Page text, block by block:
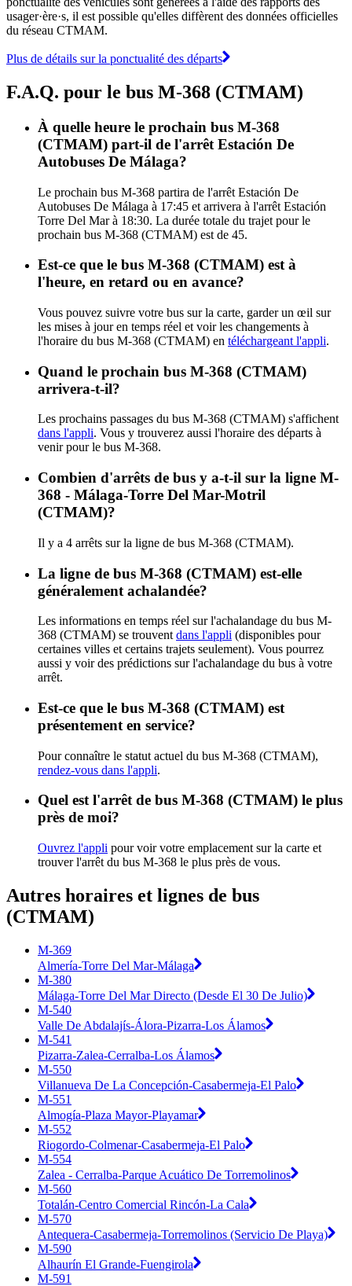
usager·ère·s, il est possible qu'elles diffèrent des données officielles
du réseau CTMAM.
Plus de détails sur la ponctualité des départs
F.A.Q. pour le bus M-368 (CTMAM)
À quelle heure le prochain bus M-368
(CTMAM) part-il de l'arrêt Estación De
Autobuses De Málaga?
Le prochain bus M-368 partira de l'arrêt Estación De
Autobuses De Málaga à 17:45 et arrivera à l'arrêt Estación
Torre Del Mar à 18:30. La durée totale du trajet pour le
prochain bus M-368 (CTMAM) est de 45.
Est-ce que le bus M-368 (CTMAM) est à
l'heure, en retard ou en avance?
Vous pouvez suivre votre bus sur la carte, garder un œil sur
les mises à jour en temps réel et voir les changements à
l'horaire du bus M-368 (CTMAM) en téléchargeant l'appli.
Quand le prochain bus M-368 (CTMAM)
arrivera-t-il?
Les prochains passages du bus M-368 (CTMAM) s'affichent
dans l'appli. Vous y trouverez aussi l'horaire des départs à
venir pour le bus M-368.
Combien d'arrêts de bus y a-t-il sur la ligne M-
368 - Málaga-Torre Del Mar-Motril
(CTMAM)?
Il y a 4 arrêts sur la ligne de bus M-368 (CTMAM).
La ligne de bus M-368 (CTMAM) est-elle
généralement achalandée?
Les informations en temps réel sur l'achalandage du bus M-
368 (CTMAM) se trouvent dans l'appli (disponibles pour
certaines villes et certains trajets seulement). Vous pourrez
aussi y voir des prédictions sur l'achalandage du bus à votre
arrêt.
Est-ce que le bus M-368 (CTMAM) est
présentement en service?
Pour connaître le statut actuel du bus M-368 (CTMAM),
rendez-vous dans l'appli.
Quel est l'arrêt de bus M-368 (CTMAM) le plus
près de moi?
Ouvrez l'appli pour voir votre emplacement sur la carte et
trouver l'arrêt du bus M-368 le plus près de vous.
Autres horaires et lignes de bus
(CTMAM)
M-369
Almería-Torre Del Mar-Málaga
M-380
Málaga-Torre Del Mar Directo (Desde El 30 De Julio)
M-540
Valle De Abdalajís-Álora-Pizarra-Los Álamos
M-541
Pizarra-Zalea-Cerralba-Los Álamos
M-550
Villanueva De La Concepción-Casabermeja-El Palo
M-551
Almogía-Plaza Mayor-Playamar
M-552
Riogordo-Colmenar-Casabermeja-El Palo
M-554
Zalea - Cerralba-Parque Acuático De Torremolinos
M-560
Totalán-Centro Comercial Rincón-La Cala
M-570
Antequera-Casabermeja-Torremolinos (Servicio De Playa)
M-590
Alhaurín El Grande-Fuengirola
M-591